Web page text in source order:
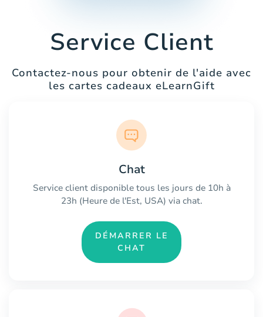
Service Client
Contactez-nous pour obtenir de l'aide avec
les cartes cadeaux eLearnGift
Chat
Service client disponible tous les jours de 10h à
23h (Heure de l'Est, USA) via chat.
DÉMARRER LE
CHAT